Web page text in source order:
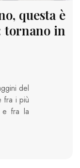
questa è
tornano in
del
fra i più
e fra la